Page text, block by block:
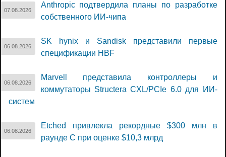
07.08.2026
Anthropic подтвердила планы по разработке
собственного ИИ-чипа
06.08.2026
SK hynix и Sandisk представили первые
спецификации HBF
06.08.2026
Marvell представила контроллеры и
коммутаторы Structera CXL/PCIe 6.0 для ИИ-
систем
06.08.2026
Etched привлекла рекордные $300 млн в
раунде C при оценке $10,3 млрд